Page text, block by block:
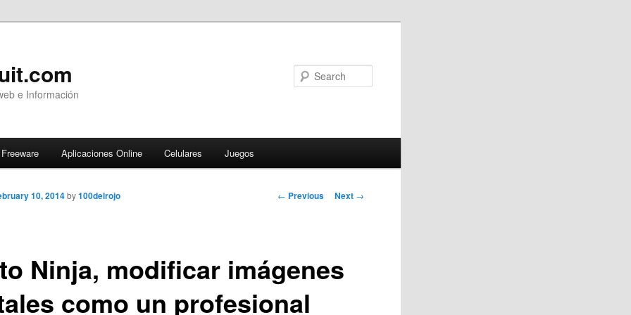
e Información
Freeware Aplicaciones Online Celulares Juegos
Post
← Previous Next →
Ninja, modificar imágenes
como un profesional
10, 2014 by100delrojo